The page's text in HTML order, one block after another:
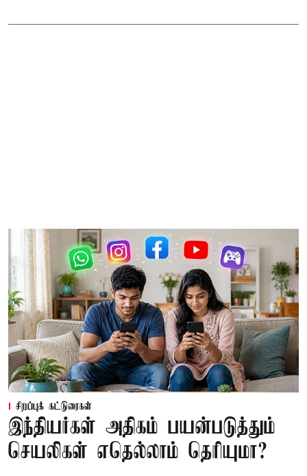
சிறப்புக் கட்டுரைகள்
இந்தியர்கள் அதிகம் பயன்படுத்தும்
செயலிகள் எதெல்லாம் தெரியுமா?